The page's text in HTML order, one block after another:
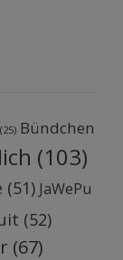
(25) Bündchen
(103)
(51) JaWePu
(52)
(67)